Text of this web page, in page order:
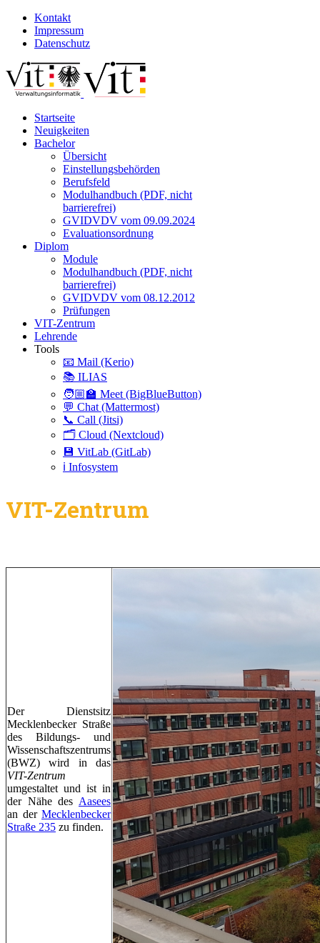
Kontakt
Impressum
Datenschutz
Startseite
Neuigkeiten
Bachelor
Übersicht
Einstellungsbehörden
Berufsfeld
Modulhandbuch (PDF, nicht
barrierefrei)
GVIDVDV vom 09.09.2024
Evaluationsordnung
Diplom
Module
Modulhandbuch (PDF, nicht
barrierefrei)
GVIDVDV vom 08.12.2012
Prüfungen
VIT-Zentrum
Lehrende
Tools
📧 Mail (Kerio)
📚 ILIAS
🧑🏼‍🏫 Meet (BigBlueButton)
💬 Chat (Mattermost)
📞 Call (Jitsi)
🗂️ Cloud (Nextcloud)
💾 VitLab (GitLab)
ℹ️ Infosystem
VIT-Zentrum
Der Dienstsitz
Mecklenbecker Straße
des Bildungs- und
Wissenschaftszentrums
(BWZ) wird in das
VIT-Zentrum
umgestaltet und ist in
der Nähe des Aasees
an der Mecklenbecker
Straße 235 zu finden.